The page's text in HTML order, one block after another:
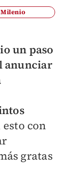
Milenio
un paso
anunciar
esto con
gratas